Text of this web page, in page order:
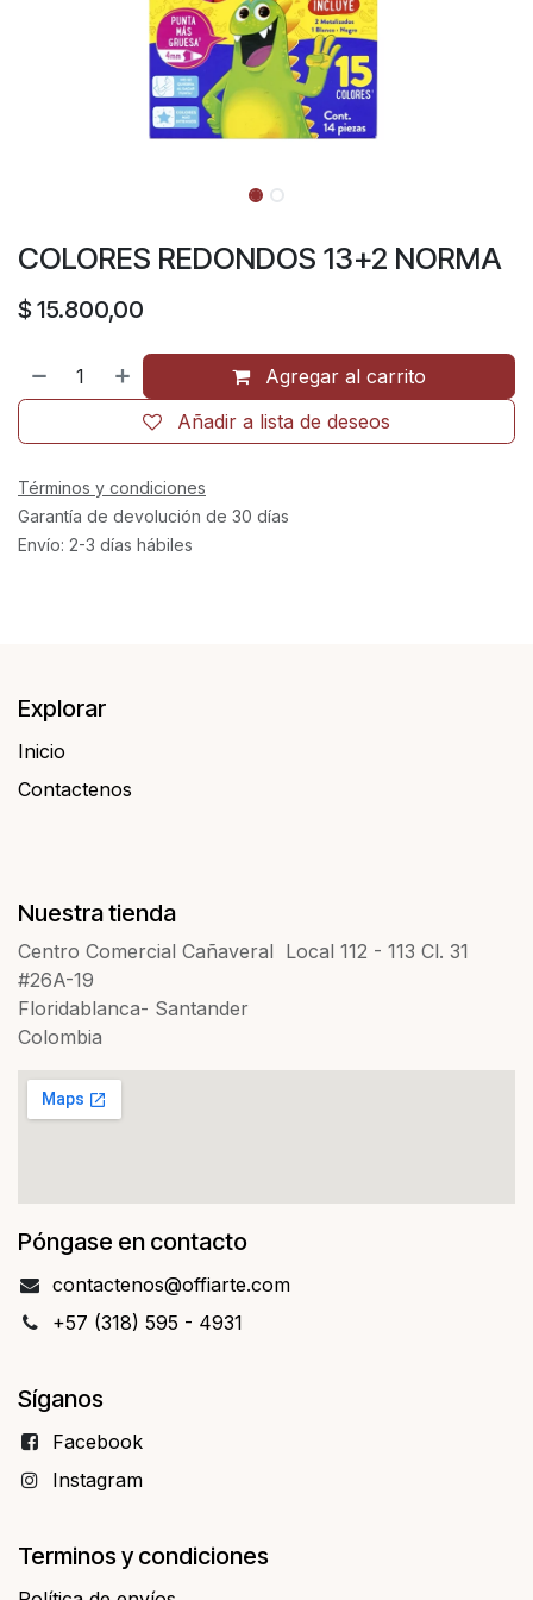
COLORES REDONDOS 13+2 NORMA
$ 15.800,00
Agregar al carrito
Añadir a lista de deseos
Términos y condiciones
Garantía de devolución de 30 días
Envío: 2-3 días hábiles
Explorar
Inicio
Contactenos​​
Nuestra tienda
Centro Comercial Cañaveral Local 112 - 113 Cl. 31
#26A-19
Floridablanca- Santander
Colombia
Póngase en contacto
contact​​enos@offiarte.com
+57 (318) 595 - 4931
Síganos
Facebo​​ok
Instagram
Terminos y condiciones